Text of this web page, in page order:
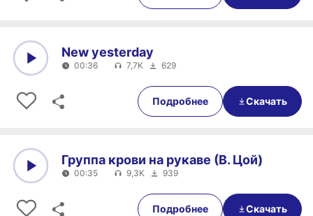
00:36
New yesterday
00:36 7,7K 629
Подробнее Скачать
00:35
Группа крови на рукаве (В. Цой)
00:35 9,3K 939
Подробнее Скачать